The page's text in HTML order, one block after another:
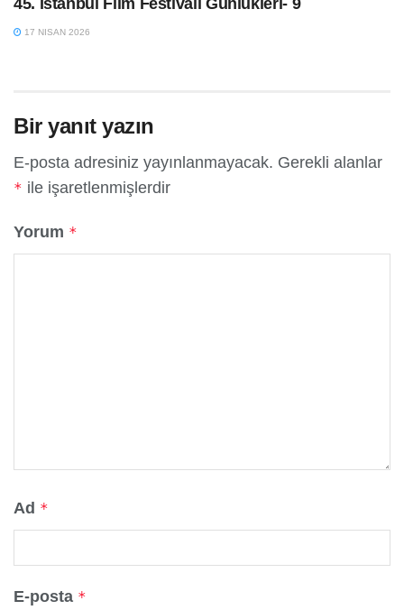
17 NISAN 2026
Bir yanıt yazın
E-posta adresiniz yayınlanmayacak. Gerekli alanlar
* ile işaretlenmişlerdir
Yorum *
Ad *
E-posta *